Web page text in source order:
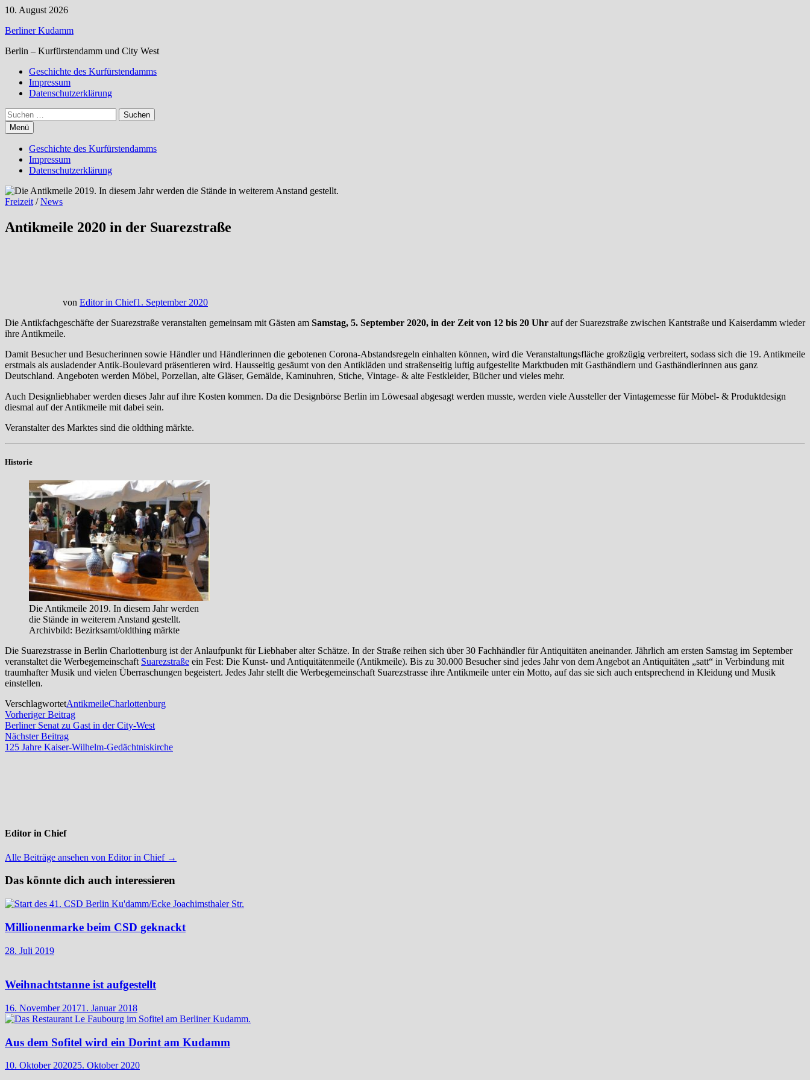
Zum
springen
10. August 2026
Berliner Kudamm
Berlin – Kurfürstendamm und City West
Geschichte des Kurfürstendamms
Impressum
Datenschutzerklärung
Suchen
nach:
Menü
Geschichte des Kurfürstendamms
Impressum
Datenschutzerklärung
Freizeit /News
Antikmeile 2020 in der Suarezstraße
von Editor in Chief1. September 2020
Die Antikfachgeschäfte der Suarezstraße veranstalten gemeinsam mit Gästen am Samstag, 5. September 2020, in der Zeit von 12 bis 20 Uhr auf der Suarezstraße zwischen Kantstraße und Kaiserdamm wieder
ihre Antikmeile.
Damit Besucher und Besucherinnen sowie Händler und Händlerinnen die gebotenen Corona-Abstandsregeln einhalten können, wird die Veranstaltungsfläche großzügig verbreitert, sodass sich die 19. Antikmeile
erstmals als ausladender Antik-Boulevard präsentieren wird. Hausseitig gesäumt von den Antikläden und straßenseitig luftig aufgestellte Marktbuden mit Gasthändlern und Gasthändlerinnen aus ganz
Deutschland. Angeboten werden Möbel, Porzellan, alte Gläser, Gemälde, Kaminuhren, Stiche, Vintage- & alte Festkleider, Bücher und vieles mehr.
Auch Designliebhaber werden dieses Jahr auf ihre Kosten kommen. Da die Designbörse Berlin im Löwesaal abgesagt werden musste, werden viele Aussteller der Vintagemesse für Möbel- & Produktdesign
diesmal auf der Antikmeile mit dabei sein.
Veranstalter des Marktes sind die oldthing märkte.
Historie
Die Antikmeile 2019. In diesem Jahr werden
die Stände in weiterem Anstand gestellt.
Archivbild: Bezirksamt/oldthing märkte
Die Suarezstrasse in Berlin Charlottenburg ist der Anlaufpunkt für Liebhaber alter Schätze. In der Straße reihen sich über 30 Fachhändler für Antiquitäten aneinander. Jährlich am ersten Samstag im September
veranstaltet die Werbegemeinschaft Suarezstraße ein Fest: Die Kunst- und Antiquitätenmeile (Antikmeile). Bis zu 30.000 Besucher sind jedes Jahr von dem Angebot an Antiquitäten „satt“ in Verbindung mit
traumhafter Musik und vielen Überraschungen begeistert. Jedes Jahr stellt die Werbegemeinschaft Suarezstrasse ihre Antikmeile unter ein Motto, auf das sie sich auch entsprechend in Kleidung und Musik
einstellen.
VerschlagwortetAntikmeileCharlottenburg
Beitragsnavigation
Vorheriger BeitragVorheriger
Beitrag:
Berliner Senat zu Gast in der City-West
Nächster BeitragNächster
Beitrag:
125 Jahre Kaiser-Wilhelm-Gedächtniskirche
Editor in Chief
Alle Beiträge ansehen von Editor in Chief →
Das könnte dich auch interessieren
Millionenmarke beim CSD geknackt
28. Juli 2019
Weihnachtstanne ist aufgestellt
16. November 20171. Januar 2018
Aus dem Sofitel wird ein Dorint am Kudamm
10. Oktober 202025. Oktober 2020